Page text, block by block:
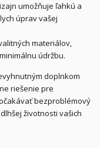
umožňuje ľahkú a
úprav vašej
materiálov,
údržbu.
doplnkom
riešenie pre
bezproblémový
životnosti vašich